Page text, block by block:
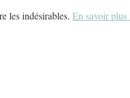
les indésirables. En savoir plus